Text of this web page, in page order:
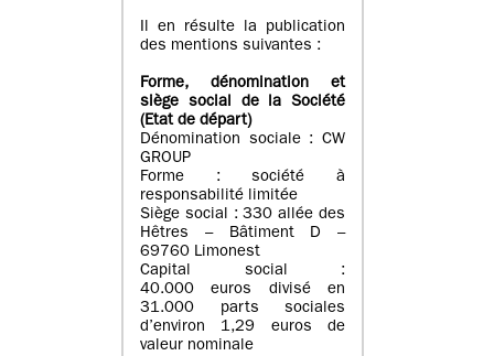
Il en résulte la publication
des mentions suivantes :
Forme, dénomination et
siège social de la Société
(Etatde départ)
Dénomination sociale : CW
GROUP
Forme : société à
responsabilité limitée
Siège social : 330 allée des
Hêtres – Bâtiment D –
69760 Limonest
Capital social :
40.000 euros divisé en
31.000 parts sociales
d’environ 1,29 euros de
valeur nominale